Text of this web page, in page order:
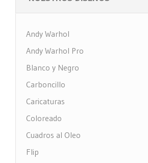
Andy Warhol
Andy Warhol Pro
Blanco y Negro
Carboncillo
Caricaturas
Coloreado
Cuadros al Oleo
Flip